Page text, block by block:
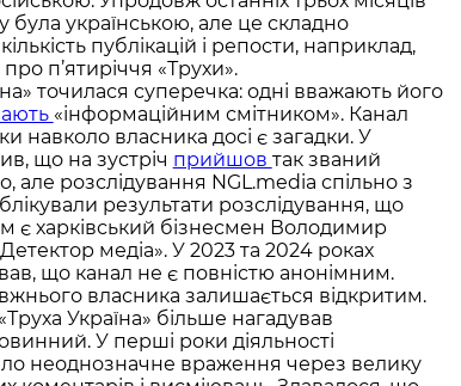
була українською, але це складно
публікацій і репости, наприклад,
п’ятиріччя «Трухи».
точилася суперечка: одні вважають його
«інформаційним смітником». Канал
навколо власника досі є загадки. У
що на зустріч прийшов так званий
розслідування NGL.media спільно з
результати розслідування, що
є харківський бізнесмен Володимир
медіа». У 2023 та 2024 роках
що канал не є повністю анонімним.
власника залишається відкритим.
Україна» більше нагадував
У перші роки діяльності
неоднозначне враження через велику